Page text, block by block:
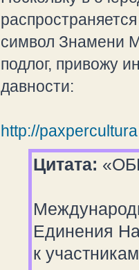
символ Знамени
подлог, привожу
давности:
http://
Цитата:
Единения
к